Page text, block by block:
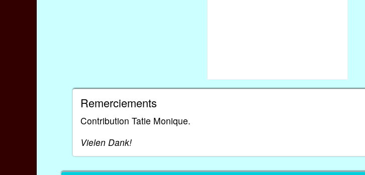
Remerciements
Contribution Tatie Monique.
Vielen Dank!